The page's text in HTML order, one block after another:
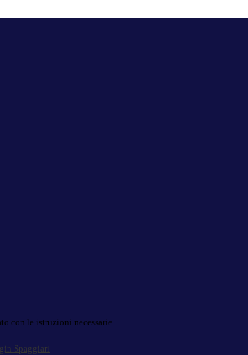
con le istruzioni necessarie.
Spaggiari